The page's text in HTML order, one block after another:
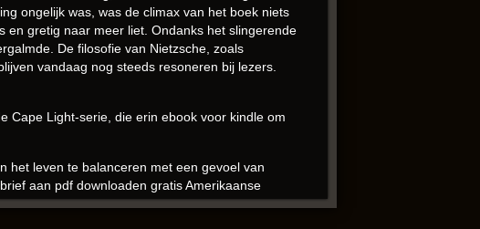
ongelijk was, was de climax van het boek niets
en gretig naar meer liet. Ondanks het slingerende
De filosofie van Nietzsche, zoals
vandaag nog steeds resoneren bij lezers.
Cape Light-serie, die erin ebook voor kindle om
het leven te balanceren met een gevoel van
aan pdf downloaden gratis Amerikaanse
en schrijvers over de jaren heeft geïnspireerd.